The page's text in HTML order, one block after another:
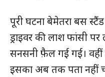
पूरी घटना बेमेतरा बस
ड्राइवर की लाश फांसी
सनसनी फ़ैल गई गई। वहीं
इसका अब तक पता नहीं